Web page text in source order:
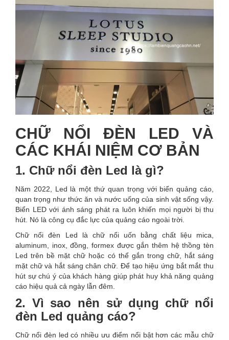
CHỮ NỔI ĐÈN LED VÀ
CÁC KHÁI NIỆM CƠ BẢN
1. Chữ nổi đèn Led là gì?
Năm 2022, Led là một thứ quan trọng với biển quảng cáo,
quan trọng như thức ăn và nước uống của sinh vật sống vậy.
Biển LED với ánh sáng phát ra luôn khiến mọi người bị thu
hút. Nó là công cụ đắc lực của quảng cáo ngoài trời.
Chữ nổi đèn Led là chữ nổi uốn bằng chất liệu mica,
aluminum, inox, đồng, formex được gắn thêm hệ thồng tèn
Led trên bề mặt chữ hoặc có thể gắn trong chữ, hắt sáng
mặt chữ và hắt sáng chân chữ. Để tạo hiệu ứng bắt mắt thu
hút sự chú ý của khách hàng giúp phát huy khả năng quảng
cáo hiệu quả cả ngày lẫn đêm.
2. Vì sao nên sử dụng chữ nổi
đèn Led quảng cáo?
Chữ nổi đèn led có nhiều ưu điểm nổi bật hơn các mẫu chữ